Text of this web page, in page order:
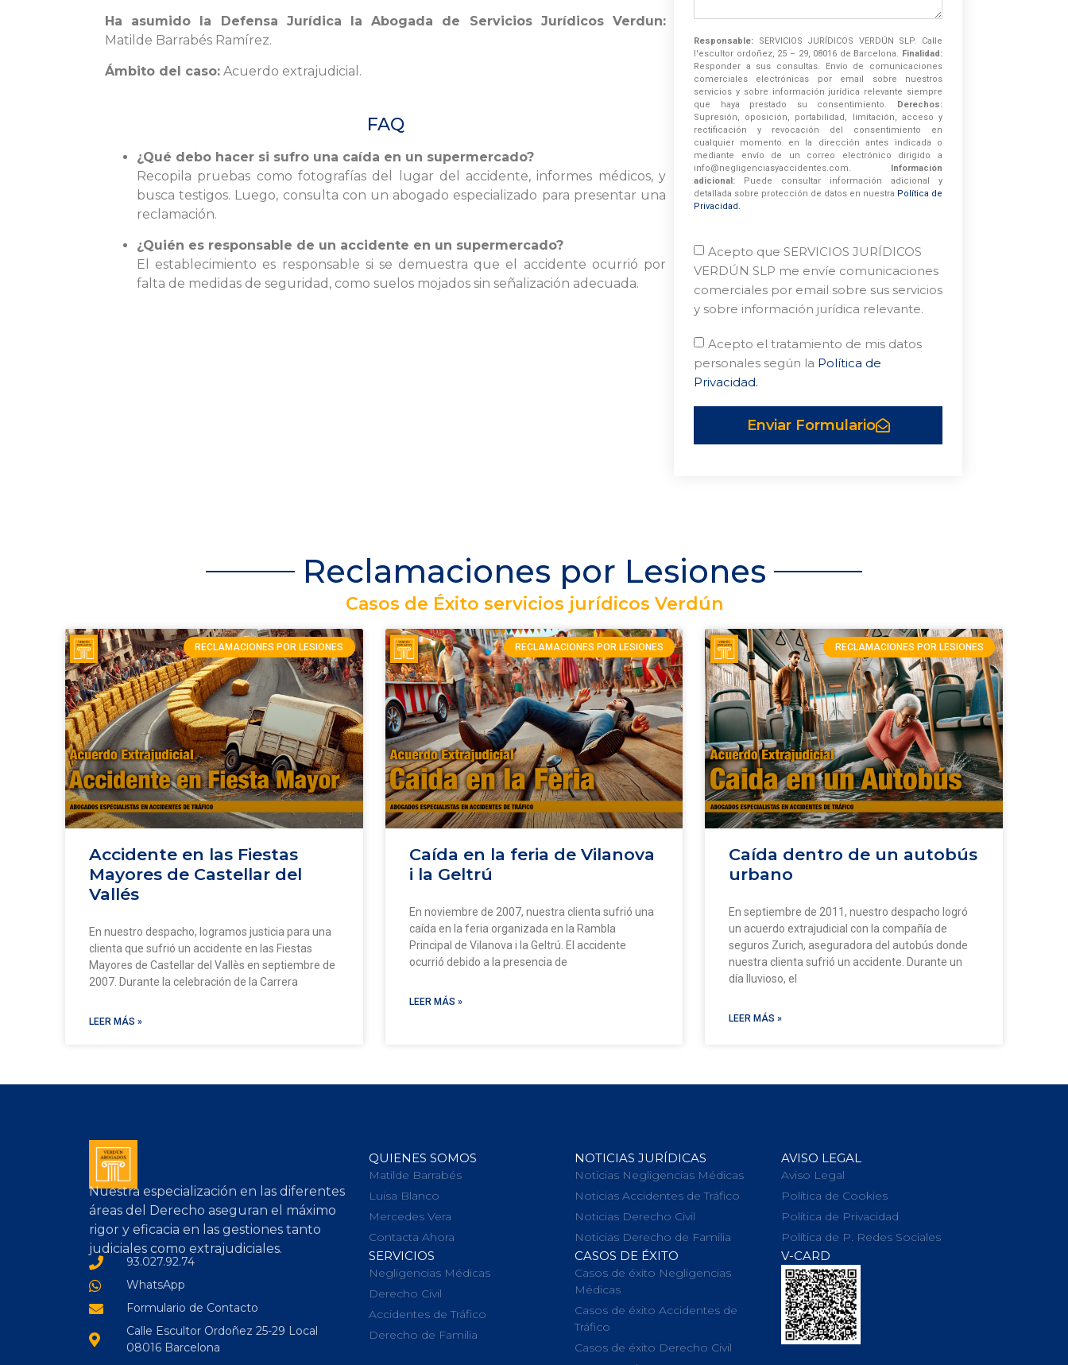
Ha asumido la Defensa Jurídica la Abogada de Servicios Jurídicos Verdun:
Matilde Barrabés Ramírez.
Ámbito del caso: Acuerdo extrajudicial.
FAQ
¿Qué debo hacer si sufro una caída en un supermercado?
Recopila pruebas como fotografías del lugar del accidente, informes médicos, y
busca testigos. Luego, consulta con un abogado especializado para presentar una
reclamación.
¿Quién es responsable de un accidente en un supermercado?
El establecimiento es responsable si se demuestra que el accidente ocurrió por
falta de medidas de seguridad, como suelos mojados sin señalización adecuada.
Responsable: SERVICIOS JURÍDICOS VERDÚN SLP. Calle
l'escultor ordoñez, 25 – 29, 08016 de Barcelona. Finalidad:
Responder a sus consultas. Envío de comunicaciones
comerciales electrónicas por email sobre nuestros
servicios y sobre información jurídica relevante siempre
que haya prestado su consentimiento.
Derechos:
Supresión, oposición, portabilidad, limitación, acceso y
rectificación y revocación del consentimiento en
cualquier momento en la dirección antes indicada o
mediante envío de un correo electrónico dirigido a
info@negligenciasyaccidentes.com.
Información
adicional: Puede consultar información adicional y
detallada sobre protección de datos en nuestra Política de
Privacidad.
Acepto que SERVICIOS JURÍDICOS
VERDÚN SLP me envíe comunicaciones
comerciales por email sobre sus servicios
y sobre información jurídica relevante.
Acepto el tratamiento de mis datos
personales según la Política de
Privacidad.
Enviar Formulario
Reclamaciones por Lesiones
Casos de Éxito servicios jurídicos Verdún
RECLAMACIONES POR LESIONES
Accidente en las Fiestas
Mayores de Castellar del
Vallés
En nuestro despacho, logramos justicia para una
clienta que sufrió un accidente en las Fiestas
Mayores de Castellar del Vallès en septiembre de
2007. Durante la celebración de la Carrera
LEER MÁS »
RECLAMACIONES POR LESIONES
Caída en la feria de Vilanova
i la Geltrú
En noviembre de 2007, nuestra clienta sufrió una
caída en la feria organizada en la Rambla
Principal de Vilanova i la Geltrú. El accidente
ocurrió debido a la presencia de
LEER MÁS »
RECLAMACIONES POR LESIONES
Caída dentro de un autobús
urbano
En septiembre de 2011, nuestro despacho logró
un acuerdo extrajudicial con la compañía de
seguros Zurich, aseguradora del autobús donde
nuestra clienta sufrió un accidente. Durante un
día lluvioso, el
LEER MÁS »
Nuestra especialización en las diferentes
áreas del Derecho aseguran el máximo
rigor y eficacia en las gestiones tanto
judiciales como extrajudiciales.
93.027.92.74
WhatsApp
Formulario de Contacto
Calle Escultor Ordoñez 25-29 Local
08016 Barcelona
QUIENES SOMOS
Matilde Barrabés
Luisa Blanco
Mercedes Vera
Contacta Ahora
SERVICIOS
Negligencias Médicas
Derecho Civil
Accidentes de Tráfico
Derecho de Familia
NOTICIAS JURÍDICAS
Noticias Negligencias Médicas
Noticias Accidentes de Tráfico
Noticias Derecho Civil
Noticias Derecho de Familia
CASOS DE ÉXITO
Casos de éxito Negligencias
Médicas
Casos de éxito Accidentes de
Tráfico
Casos de éxito Derecho Civil
AVISO LEGAL
Aviso Legal
Política de Cookies
Política de Privacidad
Política de P. Redes Sociales
V-CARD